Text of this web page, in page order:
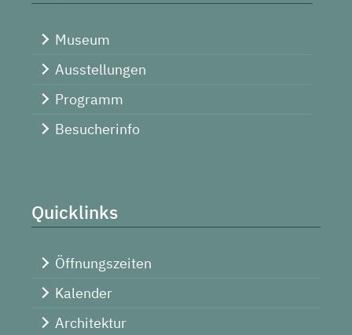
Museum
Ausstellungen
Programm
Besucherinfo
Quicklinks
Öffnungszeiten
Kalender
Architektur